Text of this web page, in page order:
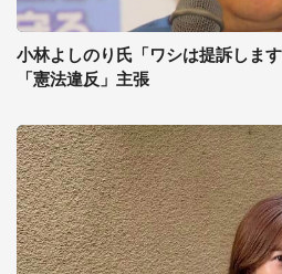
小林よしのり氏「ワシは提訴しま
「憲法違反」主張